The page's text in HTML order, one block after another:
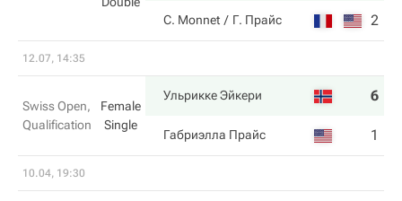
C. Monnet Г. Прайс 2
12.07, 14:35
Swiss Open,
Qualification
Female
Single
Ульрикке Эйкери 6
Габриэлла Прайс 1
10.04, 19:30